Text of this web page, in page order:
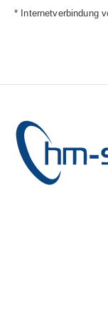
* Internetverbindung